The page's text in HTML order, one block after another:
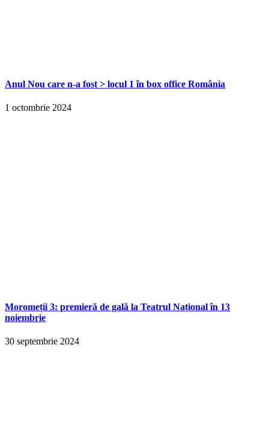
Anul Nou care n-a fost > locul 1 în box office România
1 octombrie 2024
Moromeții 3: premieră de gală la Teatrul Național în 13
noiembrie
30 septembrie 2024